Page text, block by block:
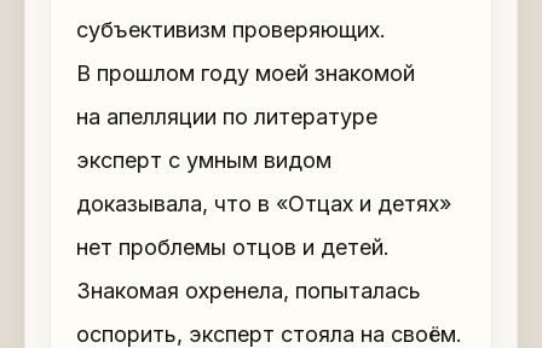
субъективизм проверяющих.
В прошлом году моей знакомой
на апелляции по литературе
эксперт с умным видом
доказывала, что в «Отцах и детях»
нет проблемы отцов и детей.
Знакомая охренела, попыталась
оспорить, эксперт стояла на своём.